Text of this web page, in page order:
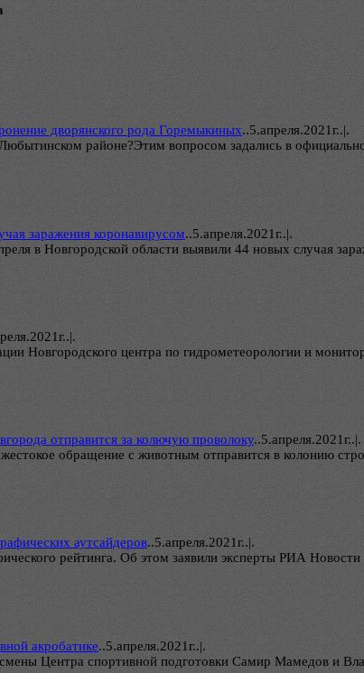
дворянского рода Горемыкиных..5.апреля.2021г..|.
районе?Этим вопросом задались в
заражения коронавирусом..5.апреля.2021г..|.
в Новгородской области выявили 44 новых случая
Новгородского центра по гидрометеорологии и
отправится за колючую проволоку..5.апреля.2021г..|.
обращение с животным отправится в колонию
аутсайдеров..5.апреля.2021г..|.
рейтинга. Об этом заявили эксперты РИА
акробатике..5.апреля.2021г..|.
Центра спортивной подготовки Самир Мамедов и